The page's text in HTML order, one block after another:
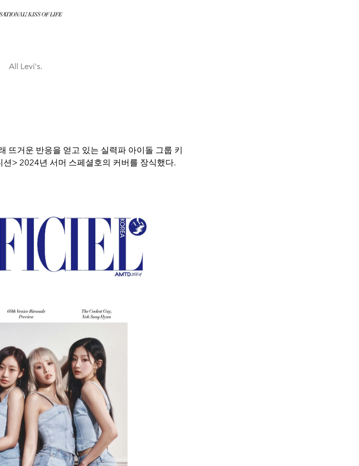
All Levi's.
뜨거운 반응을 얻고 있는 실력파 아이돌 그룹 키
션> 2024년 서머 스페셜호의 커버를 장식했다.